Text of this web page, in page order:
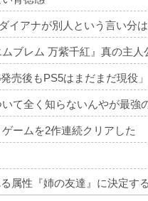
ムブレム 万紫千紅』真の主
売後もPS5はまだまだ現役」
て全く知らないんやが最強
ームを2作連続クリアした
属性『姉の友達』に決定す